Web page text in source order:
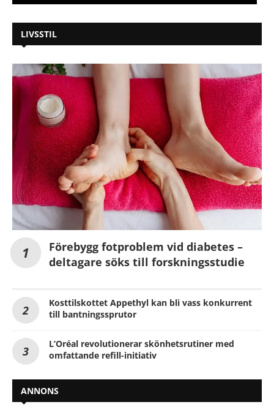
LIVSSTIL
Förebygg fotproblem vid diabetes –
deltagare söks till forskningsstudie
Kosttilskottet Appethyl kan bli vass konkurrent
till bantningssprutor
L’Oréal revolutionerar skönhetsrutiner med
omfattande refill-initiativ
ANNONS